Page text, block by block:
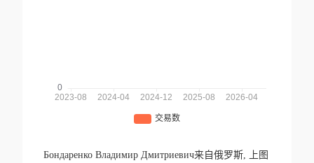
Бондаренко Владимир Дмитриевич来自俄罗斯,
上图